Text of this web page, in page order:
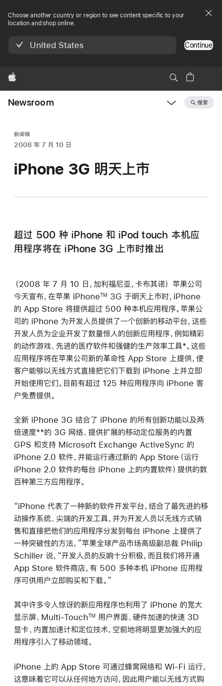
Choose another country or region to see content specific to your
location and shop online.
United States Continue
Apple
Newsroom 搜索
新闻稿
2008 年 7 月 10 日
iPhone 3G 明天上市
超过 500 种 iPhone 和 iPod touch 本机应
用程序将在 iPhone 3G 上市时推出
（2008 年 7 月 10 日，加利福尼亚，卡布其诺） 苹果公司
今天宣布，在苹果 iPhoneTM
3G 于明天上市时，iPhone
的 App Store 将提供超过 500 种本机应用程序。苹果公
司的 iPhone 为开发人员提供了一个创新的移动平台，这些
开发人员为企业开发了数量惊人的创新应用程序，例如精彩
的动作游戏、先进的医疗软件和强健的生产效率工具*。这些
应用程序将在苹果公司新的革命性 App Store 上提供，使
客户能够以无线方式直接把它们下载到 iPhone 上并立即
开始使用它们。目前有超过 125 种应用程序向 iPhone 客
户免费提供。
全新 iPhone 3G 结合了 iPhone 的所有创新功能以及两
倍速度**的 3G 网络、提供扩展的移动定位服务的内置
GPS 和支持 Microsoft Exchange ActiveSync 的
iPhone 2.0 软件，并能运行通过新的 App Store（运行
iPhone 2.0 软件的每台 iPhone 上的内置软件）提供的数
百种第三方应用程序。
“iPhone 代表了一种新的软件开发平台，结合了最先进的移
动操作系统、尖端的开发工具，并为开发人员以无线方式销
售和直接把他们的应用程序分发到每台 iPhone 上提供了
一种突破性的方法，”苹果全球产品市场高级副总裁 Philip
Schiller 说，“开发人员的反响十分积极，而且我们将开通
App Store 软件商店，有 500 多种本机 iPhone 应用程
序可供用户立即购买和下载。”
其中许多令人惊讶的新应用程序也利用了 iPhone 的宽大
显示屏、Multi-TouchTM
用户界面、硬件加速的快速 3D
显卡、内置加速计和定位技术，空前地将明显更加强大的应
用程序引入了移动领域。
iPhone 上的 App Store 可通过蜂窝网络和 Wi-Fi 运行，
这意味着它可以从任何地方访问，因此用户能以无线方式购